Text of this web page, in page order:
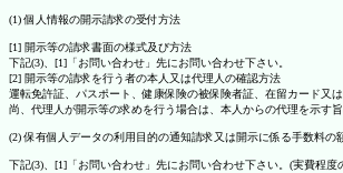
(1) 個人情報の開示請求の受付方法
[1] 開示等の請求書面の様式及び方法
下記(3)、[1]「お問い合わせ」先にお問い合わせ下さい。
[2] 開示等の請求を行う者の本人又は代理人の確認方法
運転免許証、パスポート、健康保険の被保険者証、在留カード又
尚、代理人が開示等の求めを行う場合は、本人からの代理を示す
(2) 保有個人データの利用目的の通知請求又は開示に係る手数料の
下記(3)、[1]「お問い合わせ」先にお問い合わせ下さい。(実費程度